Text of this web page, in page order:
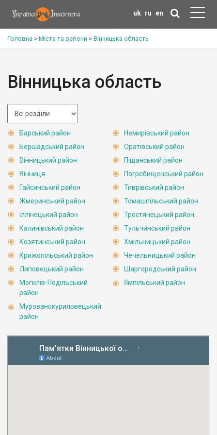
uk ru en
Головна > Міста та регіони > Вінницька область
Вінницька область
Барський район
Бершадський район
Вінницький район
Вінниця
Гайсинський район
Жмеринський район
Іллінецький район
Калинівський район
Козятинський район
Крижопільський район
Липовецький район
Могилів-Подільський
район
Мурованокуриловецький
район
Немирівський район
Оратівський район
Піщанський район
Погребищенський район
Тиврівський район
Томашпільський район
Тростянецький район
Тульчинський район
Хмільницький район
Чечельницький район
Шаргородський район
Ямпільський район